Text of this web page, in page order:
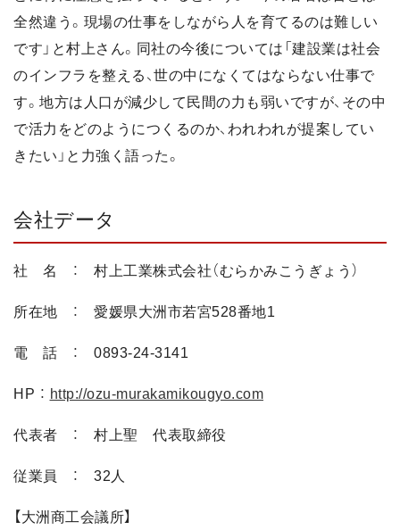
全然違う。現場の仕事をしながら人を育てるのは難しい
です」と村上さん。同社の今後については「建設業は社会
のインフラを整える、世の中になくてはならない仕事で
す。地方は人口が減少して民間の力も弱いですが、その中
で活力をどのようにつくるのか、われわれが提案してい
きたい」と力強く語った。
会社データ
社 名 ： 村上工業株式会社（むらかみこうぎょう）
所在地 ： 愛媛県大洲市若宮528番地1
電 話 ： 0893-24-3141
HP ： http://ozu-murakamikougyo.com
代表者 ： 村上聖 代表取締役
従業員 ： 32人
【大洲商工会議所】